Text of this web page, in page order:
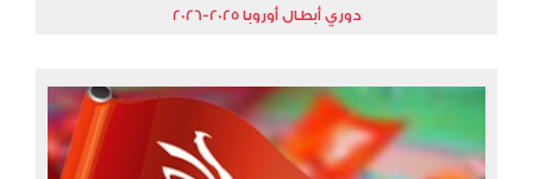
دوري أبطال أوروبا 2025-2026